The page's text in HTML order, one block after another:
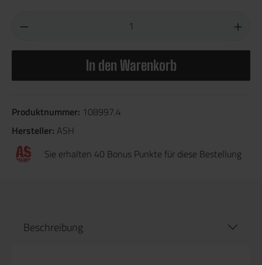
In den Warenkorb
Produktnummer: 108997.4
Hersteller: ASH
Sie erhalten 40 Bonus Punkte für diese Bestellung
Beschreibung